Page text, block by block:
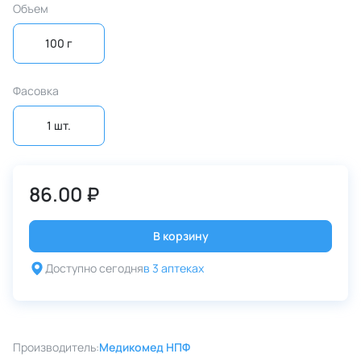
Объем
100 г
Фасовка
1 шт.
86.00 ₽
В корзину
Доступно сегодняв 3 аптеках
Производитель:Медикомед НПФ